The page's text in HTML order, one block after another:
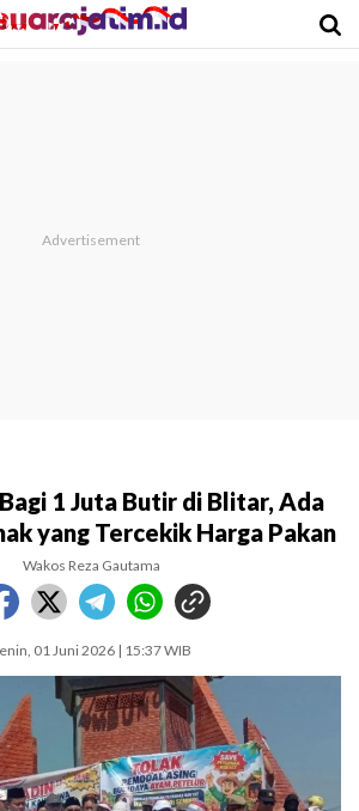
1 Juta Butir di Blitar, Ada
yang Tercekik Harga Pakan
Wakos Reza Gautama
01 Juni 2026 | 15:37 WIB